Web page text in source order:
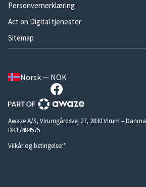
Personvernerklæring
Act on Digital tjenester
Sitemap
Norsk — NOK
Awaze A/S, Virumgårdsvej 27, 2830 Virum –
DK17484575
Vilkår og betingelser*